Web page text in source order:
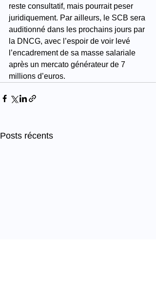
reste consultatif, mais pourrait peser
juridiquement. Par ailleurs, le SCB sera
auditionné dans les prochains jours par
la DNCG, avec l’espoir de voir levé
l’encadrement de sa masse salariale
après un mercato générateur de 7
millions d’euros.
Posts récents